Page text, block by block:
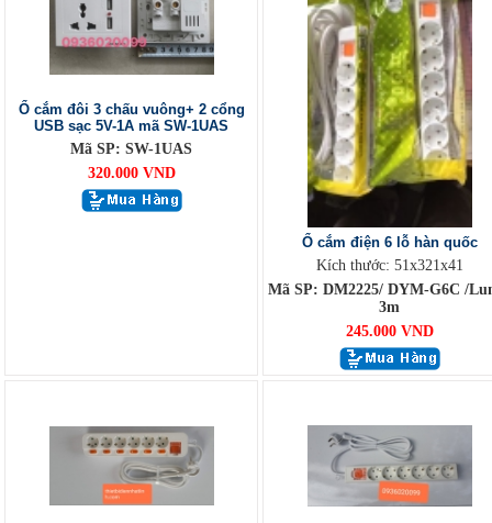
Ổ cắm đôi 3 chấu vuông+ 2 cổng
USB sạc 5V-1A mã SW-1UAS
Mã SP: SW-1UAS
320.000 VND
Ổ cắm điện 6 lỗ hàn quốc
Kích thước: 51x321x41
Mã SP: DM2225/ DYM-G6C /
3m
245.000 VND